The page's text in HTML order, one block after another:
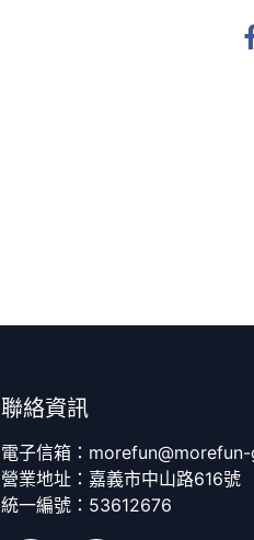
聯絡資訊
電子信箱：
營業地址：嘉義市中山路616號
統一編號：53612676